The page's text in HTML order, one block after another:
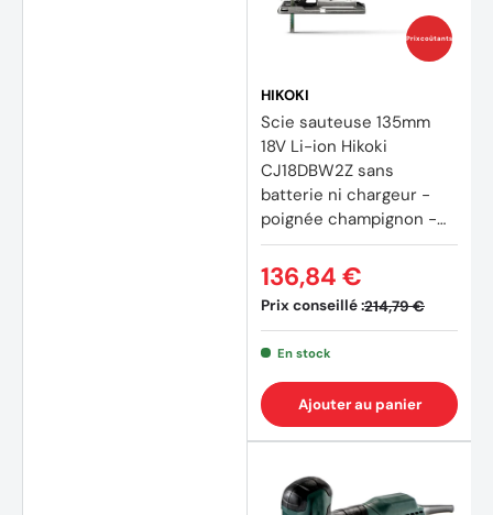
Prix coûtants
HIKOKI
Scie sauteuse 135mm
18V Li-ion Hikoki
CJ18DBW2Z sans
batterie ni chargeur -
poignée champignon -
HitCase III
Prix conseillé :214,79 €
136,84 €
En stock
Ajouter au panier